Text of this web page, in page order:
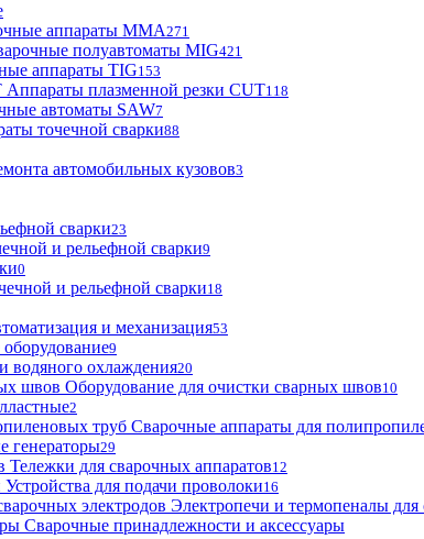
аппараты MMA271
полуавтоматы MIG421
аппараты TIG153
Аппараты плазменной резки CUT118
автоматы SAW7
точечной сварки88
автомобильных кузовов3
сварки23
и рельефной сварки9
0
и рельефной сварки18
и механизация53
9
водяного охлаждения20
Оборудование для очистки сварных швов10
2
Сварочные аппараты для
генераторы29
Тележки для сварочных аппаратов12
Устройства для подачи проволоки16
Электропечи и термопеналы для
Сварочные принадлежности и аксессуары